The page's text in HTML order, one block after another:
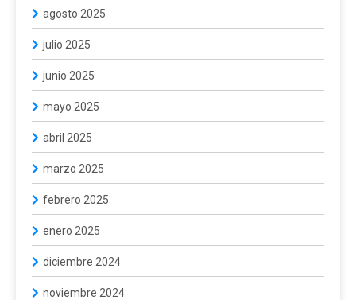
agosto 2025
julio 2025
junio 2025
mayo 2025
abril 2025
marzo 2025
febrero 2025
enero 2025
diciembre 2024
noviembre 2024